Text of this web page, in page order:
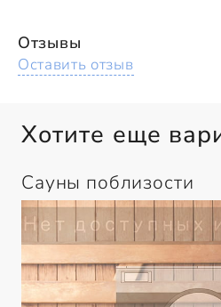
Отзывы
Оставить отзыв
Хотите еще
Сауны поблизости